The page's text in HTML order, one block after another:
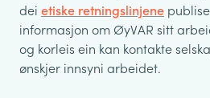
dei etiske retningslinjene
informasjon om ØyVAR sitt
og korleis ein kan kontakte
ønskjer innsyni arbeidet.